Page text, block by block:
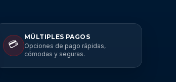
💳
MÚLTIPLES PAGOS
Opciones de pago rápidas,
cómodas y seguras.